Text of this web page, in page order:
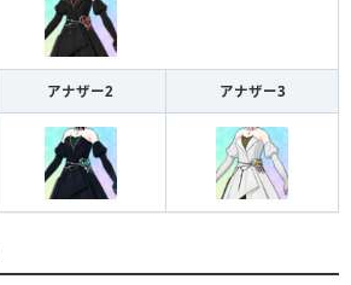
アナザー2 アナザー3